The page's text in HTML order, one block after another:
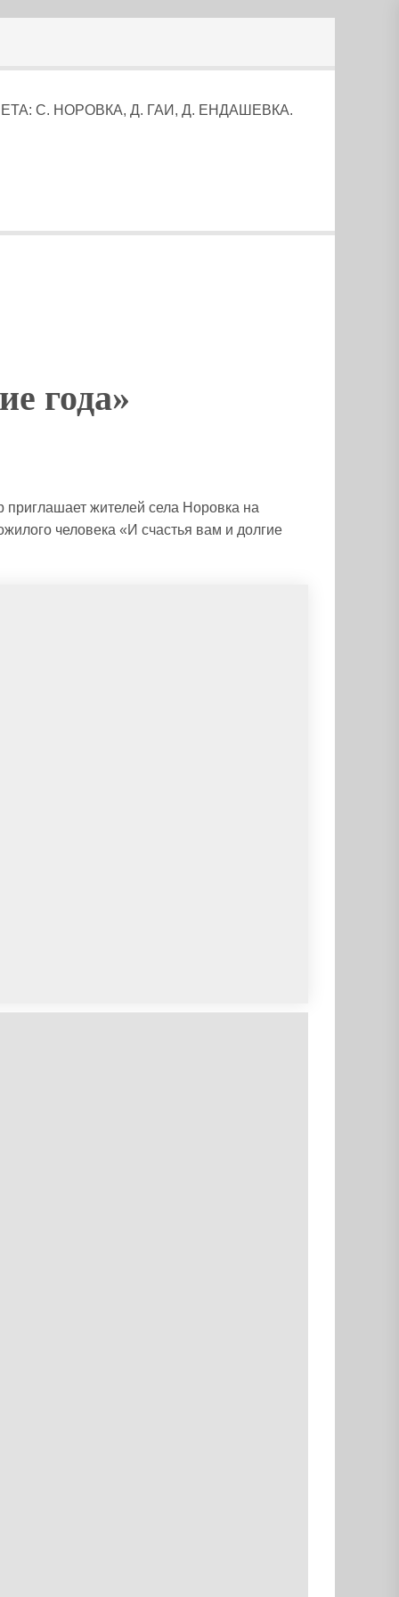
С. НОРОВКА, Д. ГАИ, Д. ЕНДАШЕВКА.
года»
жителей села Норовка на
человека «И счастья вам и долгие